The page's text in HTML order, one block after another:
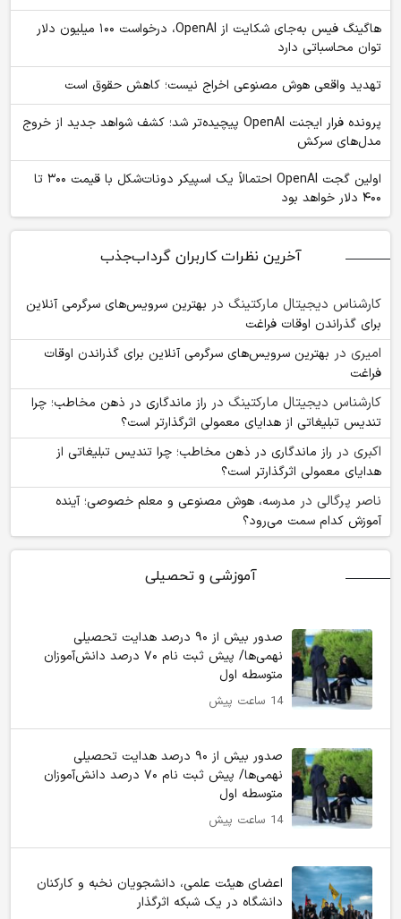
هاگینگ فیس به‌جای شکایت از OpenAI، درخواست ۱۰۰ میلیون دلار
توان محاسباتی دارد
تهدید واقعی هوش مصنوعی اخراج نیست؛ کاهش حقوق است
پرونده فرار ایجنت OpenAI پیچیده‌تر شد؛ کشف شواهد جدید از خروج
مدل‌های سرکش
اولین گجت OpenAI احتمالاً یک اسپیکر دونات‌شکل با قیمت ۳۰۰ تا
۴۰۰ دلار خواهد بود
آخرین نظرات کاربران گرداب‌جذب
کارشناس دیجیتال مارکتینگ در بهترین سرویس‌های سرگرمی آنلاین
برای گذراندن اوقات فراغت
امیری در بهترین سرویس‌های سرگرمی آنلاین برای گذراندن اوقات
فراغت
کارشناس دیجیتال مارکتینگ در راز ماندگاری در ذهن مخاطب؛ چرا
تندیس تبلیغاتی از هدایای معمولی اثرگذارتر است؟
اکبری در راز ماندگاری در ذهن مخاطب؛ چرا تندیس تبلیغاتی از
هدایای معمولی اثرگذارتر است؟
ناصر پرگالی در مدرسه، هوش مصنوعی و معلم خصوصی؛ آینده
آموزش کدام سمت می‌رود؟
آموزشی و تحصیلی
صدور بیش از ۹۰ درصد هدایت تحصیلی
نهمی‌ها/ پیش ثبت نام ۷۰ درصد دانش‌آموزان
متوسطه اول
14 ساعت پیش
صدور بیش از ۹۰ درصد هدایت تحصیلی
نهمی‌ها/ پیش ثبت نام ۷۰ درصد دانش‌آموزان
متوسطه اول
14 ساعت پیش
اعضای هیئت علمی، دانشجویان نخبه و کارکنان
دانشگاه در یک شبکه‌ اثرگذار